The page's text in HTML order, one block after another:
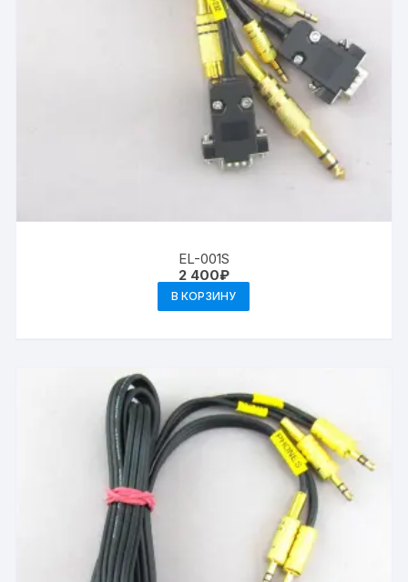
EL-001S
2 400₽
В КОРЗИНУ